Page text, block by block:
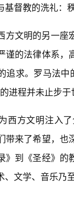
基督教的洗礼：
方文明的另一
谨的法律体系
追求。罗马法
进程并未止步
西方文明注入
带来了希望，
》到《圣经》
、文学、音乐乃